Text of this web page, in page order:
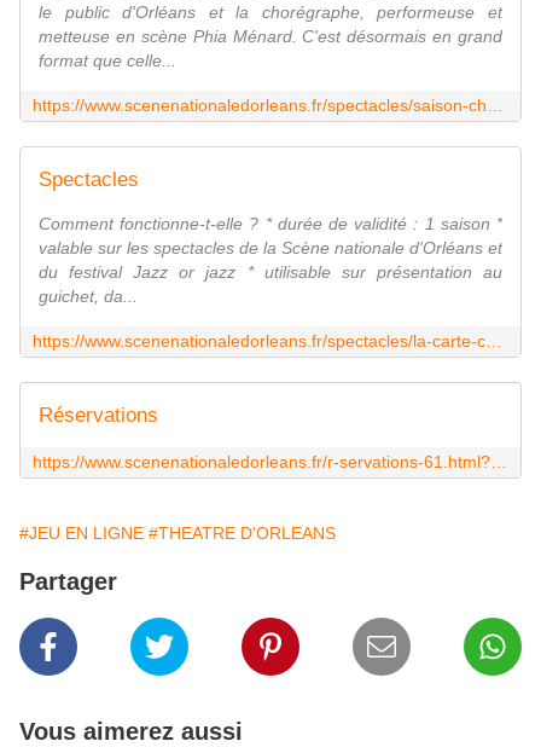
le public d'Orléans et la chorégraphe, performeuse et
metteuse en scène Phia Ménard. C'est désormais en grand
format que celle...
Spectacles
Comment fonctionne-t-elle ? * durée de validité : 1 saison *
valable sur les spectacles de la Scène nationale d'Orléans et
du festival Jazz or jazz * utilisable sur présentation au
guichet, da...
Réservations
#JEU EN LIGNE #THEATRE D'ORLEANS
Partager
Vous aimerez aussi